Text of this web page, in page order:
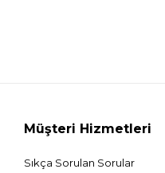
Müşteri Hizmetleri
Sıkça Sorulan Sorular